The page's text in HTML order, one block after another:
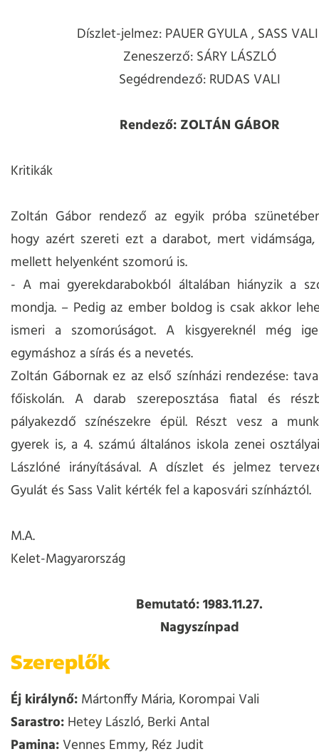
Díszlet-jelmez: PAUER GYULA , SASS
Zeneszerző: SÁRY LÁSZLÓ
Segédrendező: RUDAS VALI
Rendező: ZOLTÁN GÁBOR
Kritikák
Zoltán Gábor rendező az egyik próba
hogy azért szereti ezt a darabot, mert vidámsága,
mellett helyenként szomorú is.
- A mai gyerekdarabokból általában hiányzik a
mondja. – Pedig az ember boldog is csak akkor
ismeri a szomorúságot. A kisgyereknél még
egymáshoz a sírás és a nevetés.
Zoltán Gábornak ez az első színházi rendezése:
főiskolán. A darab szereposztása fiatal és
pályakezdő színészekre épül. Részt vesz a
gyerek is, a 4. számú általános iskola zenei
Lászlóné irányításával. A díszlet és jelmez
Gyulát és Sass Valit kérték fel a kaposvári színháztól.
M.A.
Kelet-Magyarország
Bemutató: 1983.11.27.
Nagyszínpad
Szereplők
Éj királynő:Mártonffy Mária, Korompai Vali
Sarastro:Hetey László, Berki Antal
Pamina:Vennes Emmy, Réz Judit